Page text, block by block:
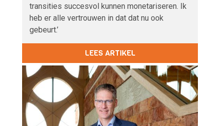
transities succesvol kunnen monetariseren. Ik
heb er alle vertrouwen in dat dat nu ook
gebeurt.’
LEES ARTIKEL